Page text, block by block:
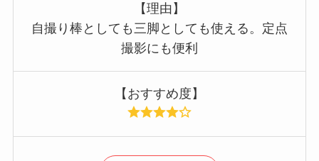
【理由】
自撮り棒としても三脚としても使える。定点
撮影にも便利
【おすすめ度】